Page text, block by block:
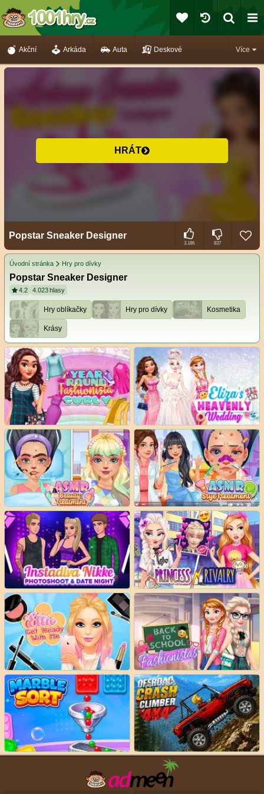
Více
Akční Arkáda Auta Deskové
HRÁT
Popstar Sneaker Designer
3.186 837
Úvodní stránka Hry pro dívky
Popstar Sneaker Designer
4.2 4.023 hlasy
Hry oblíkačky Hry pro dívky Kosmetika
Krásy